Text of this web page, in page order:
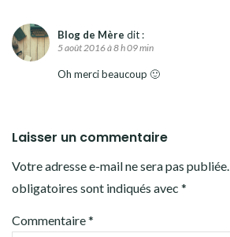
Blog de Mère dit :
5 août 2016 à 8 h 09 min
Oh merci beaucoup 🙂
Laisser un commentaire
Votre adresse e-mail ne sera pas publiée.
obligatoires sont indiqués avec *
Commentaire*